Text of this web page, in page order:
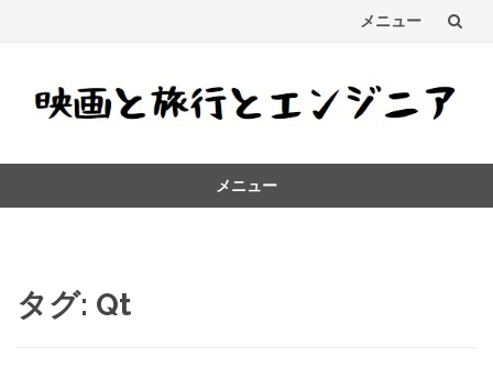
メニュー
ス
メニュー
タグ: Qt